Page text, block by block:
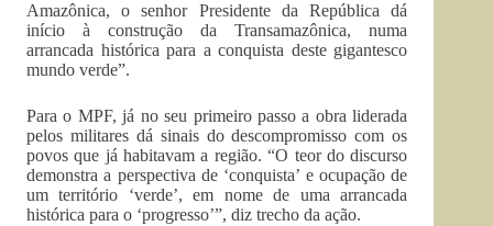
Amazônica, o senhor Presidente da República dá
início à construção da Transamazônica, numa
arrancada histórica para a conquista deste gigantesco
mundo verde”.
Para o MPF, já no seu primeiro passo a obra liderada
pelos militares dá sinais do descompromisso com os
povos que já habitavam a região. “O teor do discurso
demonstra a perspectiva de ‘conquista’ e ocupação de
um território ‘verde’, em nome de uma arrancada
histórica para o ‘progresso’”, diz trecho da ação.